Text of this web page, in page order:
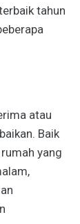
tahun
atau
Baik
yang